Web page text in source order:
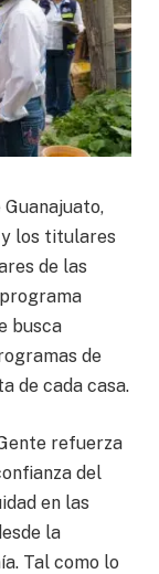
y los titulares
de las
busca
de
de cada casa.
refuerza
del
en las
la
Tal como lo